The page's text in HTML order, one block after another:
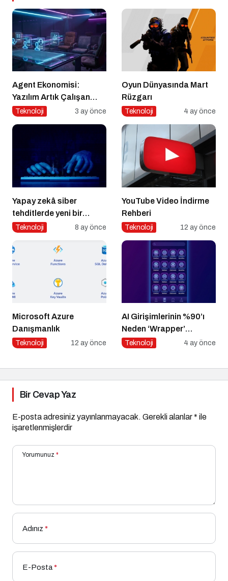
Agent Ekonomisi:
Yazılım Artık Çalışan
Gibi ‘Görev’ Alıyor
Teknoloji 3 ay önce
Oyun Dünyasında Mart
Rüzgarı
Teknoloji 4 ay önce
Yapay zekâ siber
tehditlerde yeni bir
dönemi başlatıyor
Teknoloji 8 ay önce
YouTube Video İndirme
Rehberi
Teknoloji 12 ay önce
Microsoft Azure
Danışmanlık
Teknoloji 12 ay önce
AI Girişimlerinin %90’ı
Neden ‘Wrapper’
Kalıyor?
Teknoloji 4 ay önce
Bir Cevap Yaz
E-posta adresiniz yayınlanmayacak. Gerekli alanlar* ile
işaretlenmişlerdir
Yorumunuz *
Adınız *
E-Posta*